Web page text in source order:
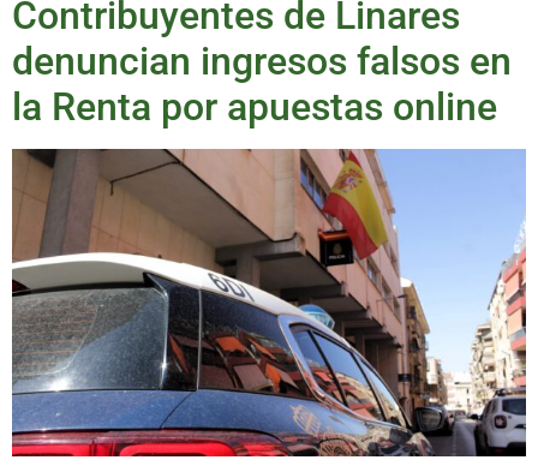
Contribuyentes de Linares
denuncian ingresos falsos en
la Renta por apuestas online